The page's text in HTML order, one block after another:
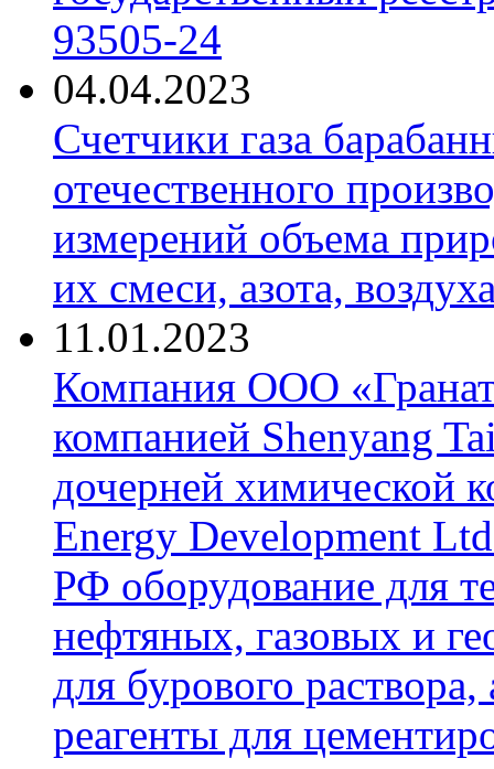
93505-24
04.04.2023
Счетчики газа
отечественного
измерений объема
их смеси, азота,
11.01.2023
Компания ООО
компанией Shenyang
дочерней химической
Energy Development
РФ оборудование для
нефтяных, газовых и
для бурового
реагенты для